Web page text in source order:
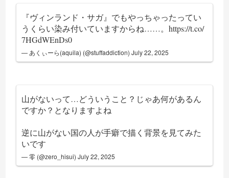
『ヴィンランド・サガ』でもやっちゃったってい
うくらい染み付いていますからね……。https://t.co/
7HGdWEnDs0
— あくぃーら(aquila) (@stuffaddiction)July 22, 2025
山がないって…どういうこと？じゃあ何があるん
ですか？となりますよね
逆に山がない国の人が手癖で描く背景を見てみた
いです
— 零 (@zero_hisui)July 22, 2025